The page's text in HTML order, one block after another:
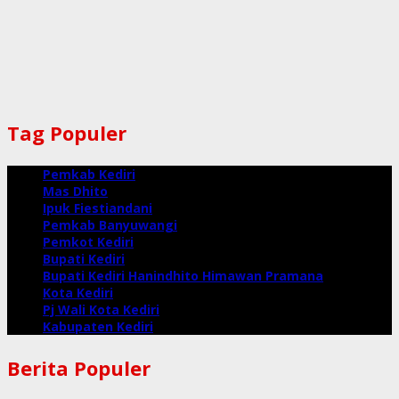
Tag Populer
Pemkab Kediri
Mas Dhito
Ipuk Fiestiandani
Pemkab Banyuwangi
Pemkot Kediri
Bupati Kediri
Bupati Kediri Hanindhito Himawan Pramana
Kota Kediri
Pj Wali Kota Kediri
Kabupaten Kediri
Berita Populer